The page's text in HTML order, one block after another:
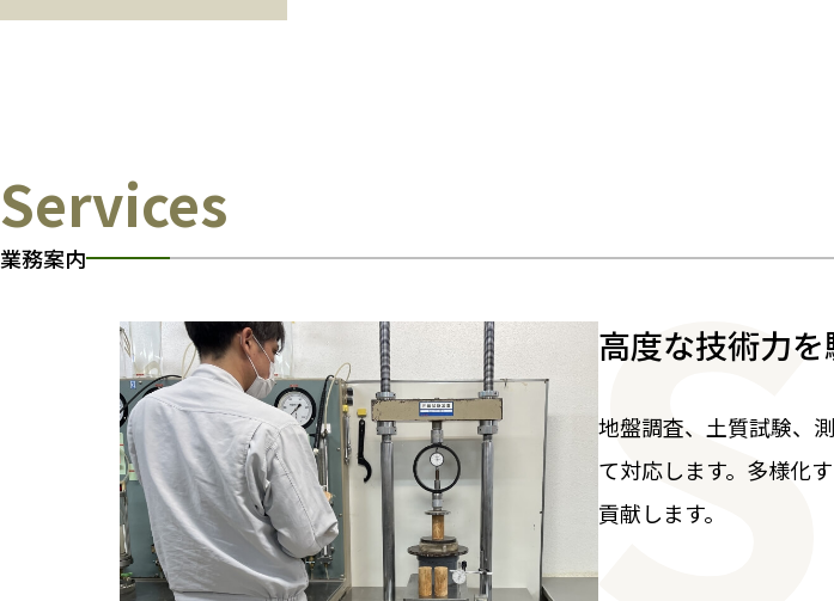
Services
業務案内
高度な技術力を
地盤調査、土質試験、
て対応します。多様化
貢献します。